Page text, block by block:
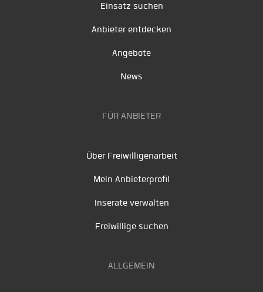
Einsatz suchen
Anbieter entdecken
Angebote
News
FÜR ANBIETER
Über Freiwilligenarbeit
Mein Anbieterprofil
Inserate verwalten
Freiwillige suchen
ALLGEMEIN